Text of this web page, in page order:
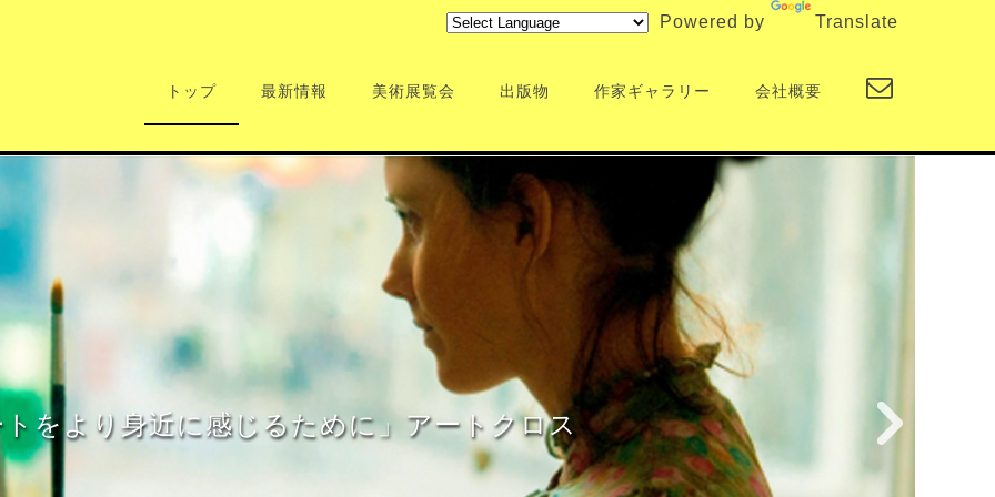
Powered by Translate
トップ 最新情報 美術展覧会 出版物 作家ギャラリー 会社概要
をより身近に感じるために」アートクロス